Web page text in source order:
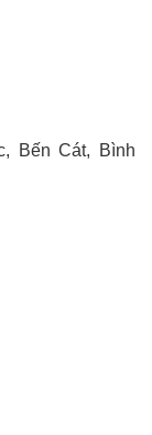
Bến Cát, Bình